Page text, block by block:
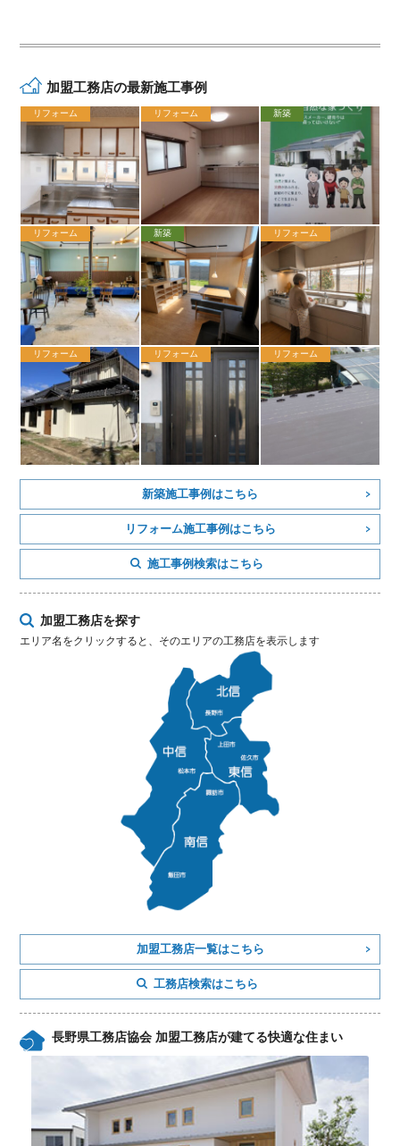
加盟工務店の最新施工事例
リフォーム リフォーム 新築
リフォーム 新築 リフォーム
リフォーム リフォーム リフォーム
新築施工事例はこちら
リフォーム施工事例はこちら
施工事例検索はこちら
加盟工務店を探す
エリア名をクリックすると、そのエリアの工務店を表示します
加盟工務店一覧はこちら
工務店検索はこちら
長野県工務店協会 加盟工務店が建てる快適な住まい